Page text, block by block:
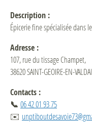
Description :
Épicerie fine spécialisée dans
Adresse :
107, rue du tissage Champet,
38620 SAINT-GEOIRE-EN-
Contacts :
📞 06 42 01 93 75
✉️